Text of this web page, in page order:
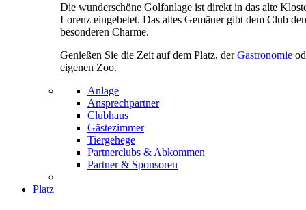
Die wunderschöne Golfanlage ist direkt in das alte
Lorenz eingebetet. Das altes Gemäuer gibt dem Club
besonderen Charme.
Genießen Sie die Zeit auf dem Platz, derGastronomie
eigenen Zoo.
Anlage
Ansprechpartner
Clubhaus
Gästezimmer
Tiergehege
Partnerclubs & Abkommen
Partner & Sponsoren
Platz